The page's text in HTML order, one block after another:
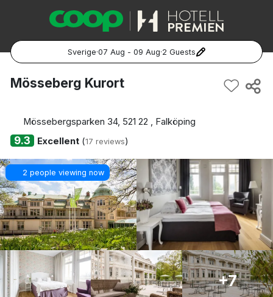
Sverige·07 Aug - 09 Aug·2 Guests
Popular Destinations:
Göteborg
Malmö
Hela Norge
Oslo
Bergen
Mösseberg Kurort
Mössebergsparken 34, 521 22 , Falköping
9.3 Excellent(17 reviews)
2 people viewing now
+7